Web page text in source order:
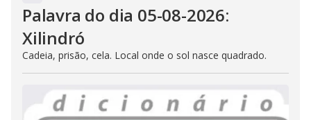
Palavra do dia 05-08-2026:
Xilindró
Cadeia, prisão, cela. Local onde o sol nasce quadrado.